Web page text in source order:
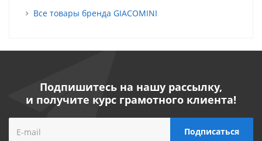
Все товары бренда GIACOMINI
Подпишитесь на нашу рассылку,
и получите курс грамотного клиента!